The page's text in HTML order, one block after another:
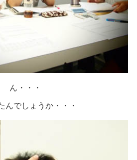
ん・・・
んでしょうか・・・